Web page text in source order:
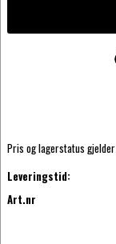
Pris og lagerstatus
Leveringstid:
Art.nr